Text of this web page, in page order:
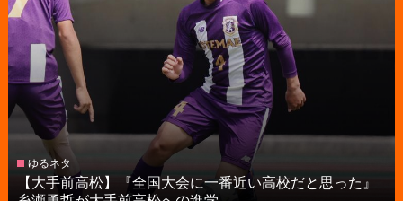
ゆるネタ
【大手前高松】『全国大会に一番近い高校だと思った』